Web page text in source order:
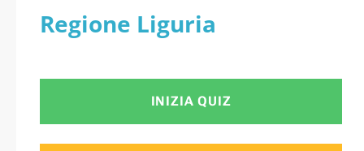
Regione Liguria
INIZIA QUIZ